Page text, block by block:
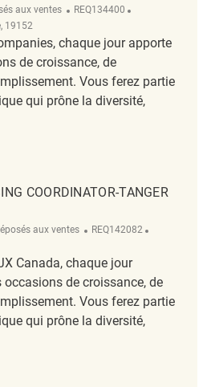
aux ventes ReqId
REQ134400
19152
chaque jour apporte
de croissance, de
Vous ferez partie
qui prône la diversité,
Associate REQ134400
COORDINATOR-TANGER
aux ventes ReqId
REQ142082
Canada, chaque jour
de croissance, de
Vous ferez partie
qui prône la diversité,
coordinator-Tanger Marshalls